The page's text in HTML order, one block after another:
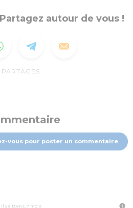
autour de vous !
PARTAGES
vous pour poster un commentaire
Il y a 13 ans, 7 mois